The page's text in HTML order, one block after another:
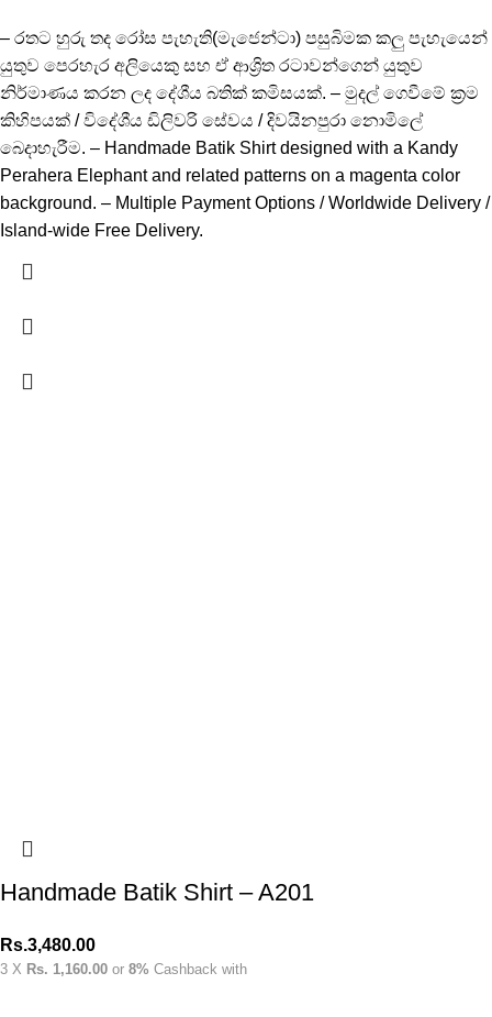
– රතට හුරු තද රෝස පැහැති(මැජෙන්ටා) පසුබිමක කලු පැහැයෙන්
යුතුව පෙරහැර අලියෙකු සහ ඒ ආශ්‍රිත රටාවන්ගෙන් යුතුව
නිර්මාණය කරන ලද දේශීය බතික් කමිසයක්. – මුදල් ගෙවීමේ ක්‍රම
කිහිපයක් / විදේශීය ඩිලිවරි සේවය / දිවයිනපුරා නොමිලේ
බෙදාහැරීම. – Handmade Batik Shirt designed with a Kandy
Perahera Elephant and related patterns on a magenta color
background. – Multiple Payment Options / Worldwide Delivery /
Island-wide Free Delivery.
Handmade Batik Shirt – A201
Rs.3,480.00
3 X Rs. 1,160.00 or 8% Cashback with